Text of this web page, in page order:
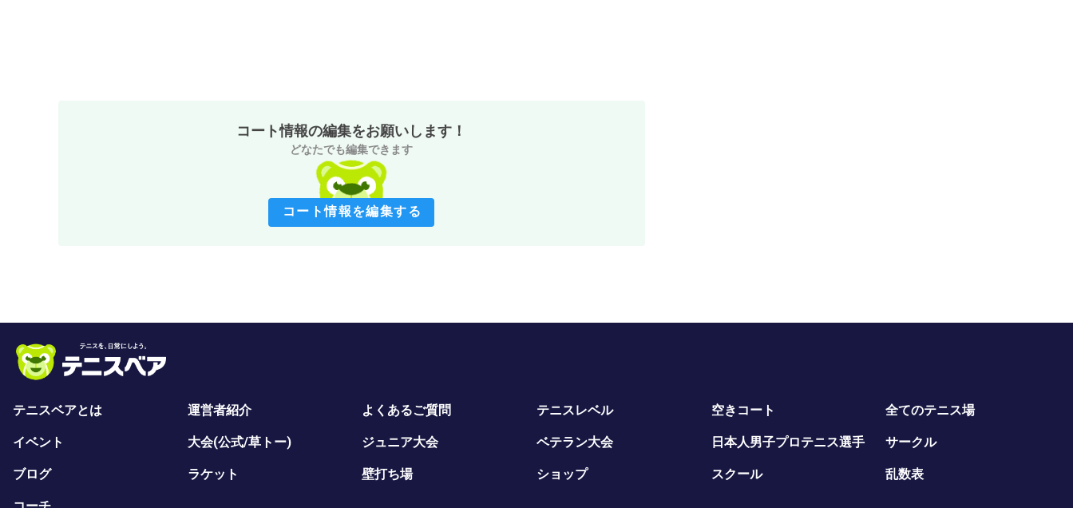
コート情報の編集をお願いします！
どなたでも編集できます
コート情報を編集する
テニスベアとは 運営者紹介 よくあるご質問 テニスレベル 空きコート 全てのテニス場
イベント 大会(公式/草トー) ジュニア大会 ベテラン大会 日本人男子プロテニス選手 サークル
ブログ ラケット 壁打ち場 ショップ スクール 乱数表